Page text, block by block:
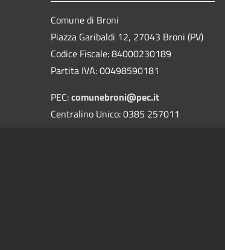
Comune di Broni
Piazza Garibaldi 12, 27043 Broni (PV)
Codice Fiscale: 84000230189
Partita IVA: 00498590181
PEC:comunebroni@pec.it
Centralino Unico: 0385 257011